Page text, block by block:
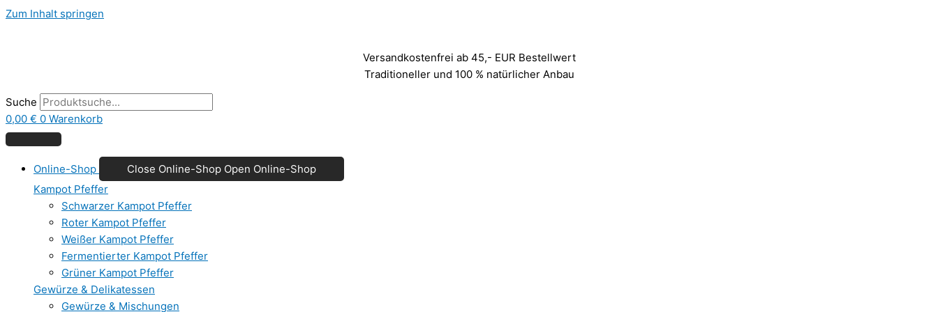
Zum Inhalt springen
Versandkostenfrei ab 45,- EUR Bestellwert
Traditioneller und 100 % natürlicher Anbau
Suche
0,00 € 0 Warenkorb
Online-Shop Close Online-Shop Open Online-Shop
Kampot Pfeffer
Schwarzer Kampot Pfeffer
Roter Kampot Pfeffer
Weißer Kampot Pfeffer
Fermentierter Kampot Pfeffer
Grüner Kampot Pfeffer
Gewürze & Delikatessen
Gewürze & Mischungen